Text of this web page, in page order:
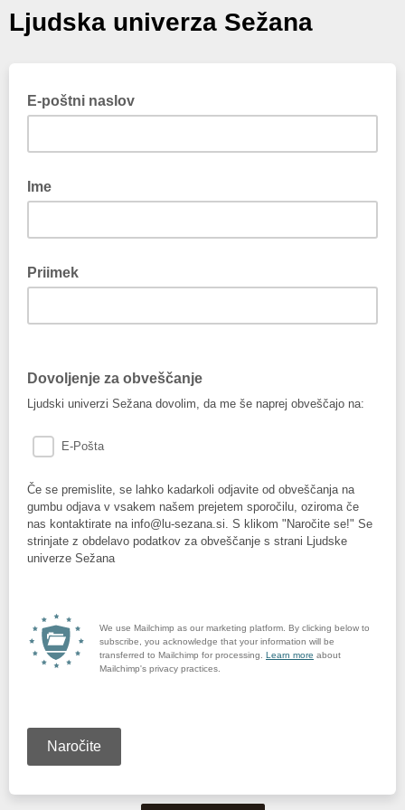
Ljudska univerza Sežana
E-poštni naslov
Ime
Priimek
Dovoljenje za obveščanje
Ljudski univerzi Sežana dovolim, da me še naprej obveščajo na:
E-Pošta
Če se premislite, se lahko kadarkoli odjavite od obveščanja na
gumbu odjava v vsakem našem prejetem sporočilu, oziroma če
nas kontaktirate na info@lu-sezana.si. S klikom "Naročite se!" Se
strinjate z obdelavo podatkov za obveščanje s strani Ljudske
univerze Sežana
We use Mailchimp as our marketing platform. By clicking below to
subscribe, you acknowledge that your information will be
transferred to Mailchimp for processing. Learn more about
Mailchimp's privacy practices.